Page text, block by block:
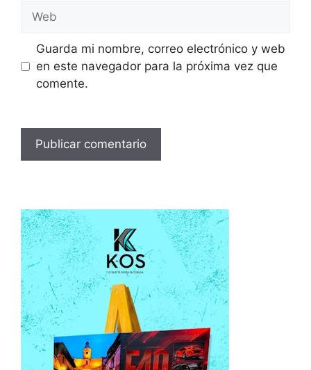
Web
Guarda mi nombre, correo electrónico y web
en este navegador para la próxima vez que
comente.